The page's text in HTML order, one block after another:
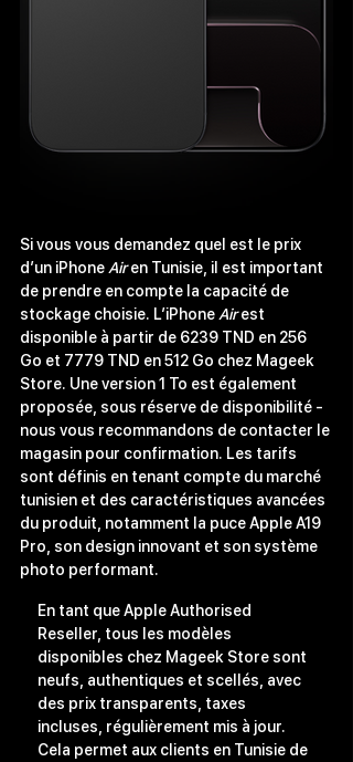
Si vous vous demandez quel est le prix
d’un iPhone Air en Tunisie, il est important
de prendre en compte la capacité de
stockage choisie. L’iPhone Air est
disponible à partir de 6239 TND en 256
Go et 7779 TND en 512 Go chez Mageek
Store. Une version 1 To est également
proposée, sous réserve de disponibilité -
nous vous recommandons de contacter le
magasin pour confirmation. Les tarifs
sont définis en tenant compte du marché
tunisien et des caractéristiques avancées
du produit, notamment la puce Apple A19
Pro, son design innovant et son système
photo performant.
En tant que Apple Authorised
Reseller , tous les modèles
disponibles chez Mageek Store sont
neufs, authentiques et scellés, avec
des prix transparents, taxes
incluses, régulièrement mis à jour.
Cela permet aux clients en Tunisie de